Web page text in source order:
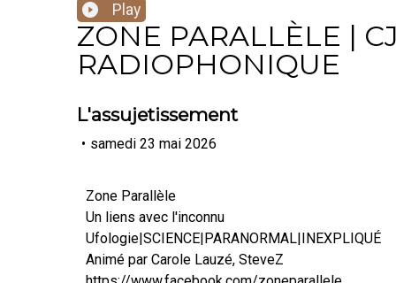
Play
ZONE PARALLÈLE |
RADIOPHONIQUE
L'assujetissement
• samedi 23 mai 2026
Zone Parallèle
Un liens avec l'inconnu
Ufologie|SCIENCE|PARANORMAL|INEXPLIQUÉ
Animé par Carole Lauzé, SteveZ